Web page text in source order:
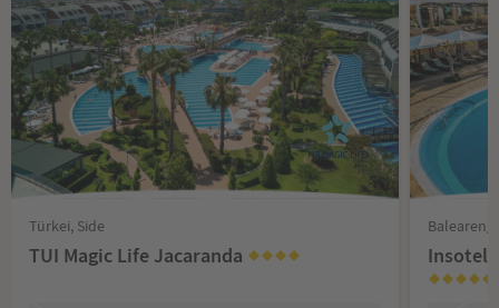
Türkei, Side
TUI Magic Life Jacaranda
Balearen/
Insotel